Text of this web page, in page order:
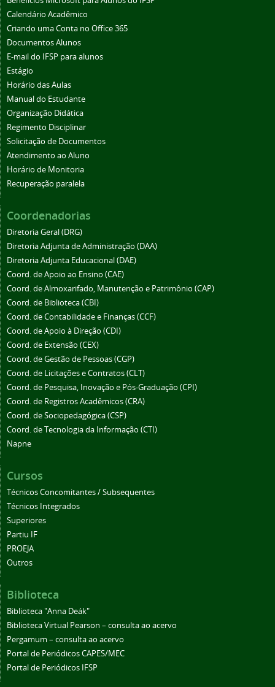
Calendário Acadêmico
Criando uma Conta no Office 365
Documentos Alunos
E-mail do IFSP para alunos
Estágio
Horário das Aulas
Manual do Estudante
Organização Didática
Regimento Disciplinar
Solicitação de Documentos
Atendimento ao Aluno
Horário de Monitoria
Recuperação paralela
Coordenadorias
Diretoria Geral (DRG)
Diretoria Adjunta de Administração (DAA)
Diretoria Adjunta Educacional (DAE)
Coord. de Apoio ao Ensino (CAE)
Coord. de Almoxarifado, Manutenção e Patrimônio (CAP)
Coord. de Biblioteca (CBI)
Coord. de Contabilidade e Finanças (CCF)
Coord. de Apoio à Direção (CDI)
Coord. de Extensão (CEX)
Coord. de Gestão de Pessoas (CGP)
Coord. de Licitações e Contratos (CLT)
Coord. de Pesquisa, Inovação e Pós-Graduação (CPI)
Coord. de Registros Acadêmicos (CRA)
Coord. de Sociopedagógica (CSP)
Coord. de Tecnologia da Informação (CTI)
Napne
Cursos
Técnicos Concomitantes / Subsequentes
Técnicos Integrados
Superiores
Partiu IF
PROEJA
Outros
Biblioteca
Biblioteca "Anna Deák"
Biblioteca Virtual Pearson – consulta ao acervo
Pergamum – consulta ao acervo
Portal de Periódicos CAPES/MEC
Portal de Periódicos IFSP